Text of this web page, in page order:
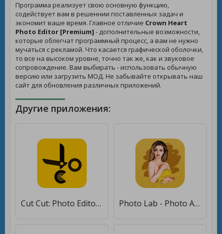
Программа реализует свою основную функцию,
содействует вам в решеннии поставленных задач и
экономит ваше время. Главное отличие Crown Heart
Photo Editor [Premium] - дополнительные возможности,
которые облегчат программный процесс, а вам не нужно
мучаться с рекламой. Что касается графической оболочки,
то все на высоком уровне, точно так же, как и звуковое
сопровождение. Вам выбирать - использовать обычную
версию или загрузить МОД. Не забывайте открывать наш
сайт для обновления различных приложений.
Другие приложения:
Cut Cut: Photo Editor & CutOut [Premium] Photo Lab - Photo Art Editor [Premium]